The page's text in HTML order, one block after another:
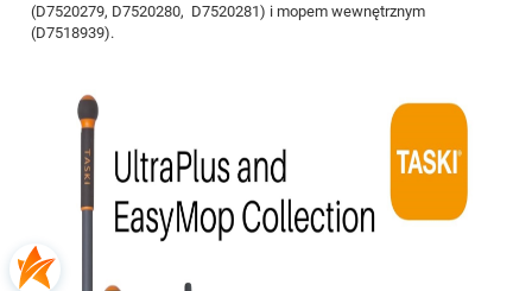
(D7520279, D7520280, D7520281) i mopem wewnętrznym
(D7518939).